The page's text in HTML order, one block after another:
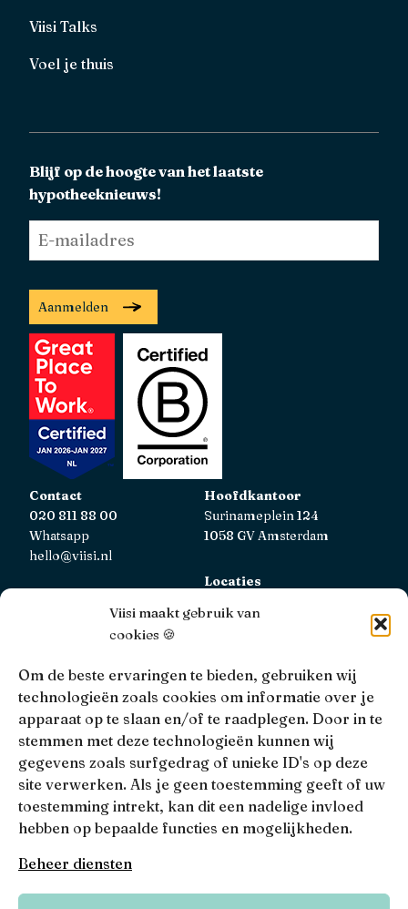
Viisi maakt gebruik van
cookies 🍪
Om de beste ervaringen te bieden, gebruiken wij
technologieën zoals cookies om informatie over je
apparaat op te slaan en/of te raadplegen. Door in te
stemmen met deze technologieën kunnen wij
gegevens zoals surfgedrag of unieke ID's op deze
site verwerken. Als je geen toestemming geeft of uw
toestemming intrekt, kan dit een nadelige invloed
hebben op bepaalde functies en mogelijkheden.
Beheer diensten
Viisi Talks
Voel je thuis
Blijf op de hoogte van het laatste
hypotheeknieuws!
E-
mailadres *
Aanmelden
Contact
020 811 88 00
Whatsapp
hello@viisi.nl
Hoofdkantoor
Surinameplein 124
1058 GV Amsterdam
Locaties
Viisi Hypotheken is geregistreerd bij de AFM.
Registratienummer: 12039833
KiFiD
Niet tevreden over onze interne klachtbehandeling, dan
kun je terecht bijKiFiD.
• 4.9 •
Viisi © 2026